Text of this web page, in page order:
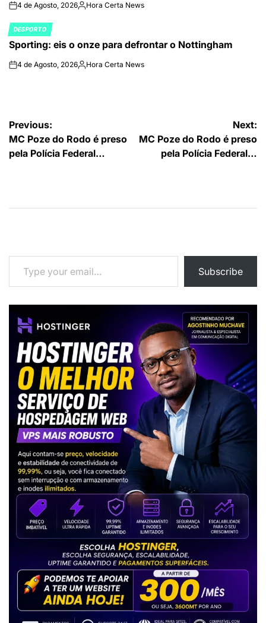
on4 de Agosto, 2026Publicado
Hora Certa News
POSTED
IN
DESPORTO
Sporting: eis o onze para defrontar o Nottingham
on4 de Agosto, 2026Publicado
Hora Certa News
Navegação
de
Previous:
MC Poze do Rodo é preso
pela Polícia Federal…
Next:
MC Poze do Rodo é preso
pela Polícia Federal…
Type your email…
Subscribe